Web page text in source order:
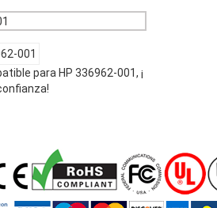
para HP 336962-001, ¡